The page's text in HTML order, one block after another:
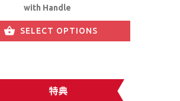
with Handle
SELECT OPTIONS